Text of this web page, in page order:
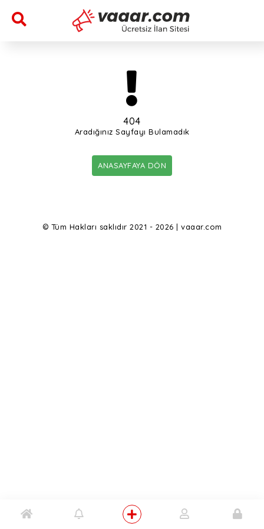
404
Aradığınız Sayfayı Bulamadık
ANASAYFAYA DÖN
© Tüm Hakları saklıdır 2021 - 2026 | vaaar.com